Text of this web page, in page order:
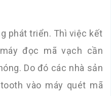
phát triển. Thì việc kết
đọc mã vạch cần
Do đó các nhà sản
vào máy quét mã